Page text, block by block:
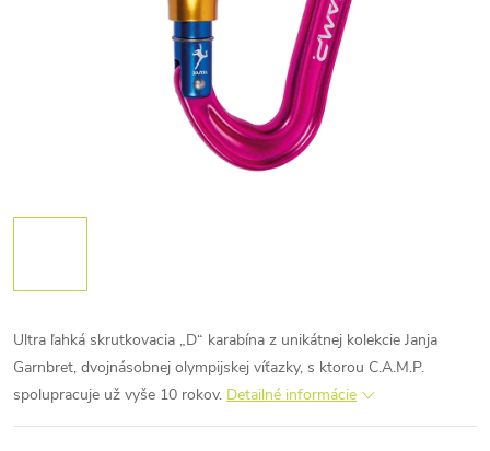
Ultra ľahká skrutkovacia „D“ karabína z unikátnej kolekcie Janja
Garnbret, dvojnásobnej olympijskej víťazky, s ktorou C.A.M.P.
spolupracuje už vyše 10 rokov. Detailné informácie